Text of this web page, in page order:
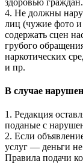
здоровью граждан.
4. Не должны
лиц (чужие фото
содержать сцен
грубого
наркотических
и пр.
В случае
1. Редакция
поданые с
2. Если
услуг — деньги
Правила подачи